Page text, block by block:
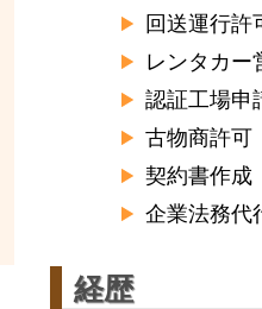
回送運行許
レンタカー
認証工場申
古物商許可
契約書作成
企業法務代
経歴